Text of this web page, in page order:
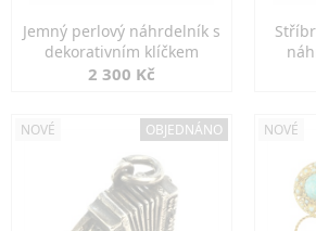
Jemný perlový náhrdelník s
dekorativním klíčkem
2 300 Kč
NOVÉ OBJEDNÁNO NOVÉ